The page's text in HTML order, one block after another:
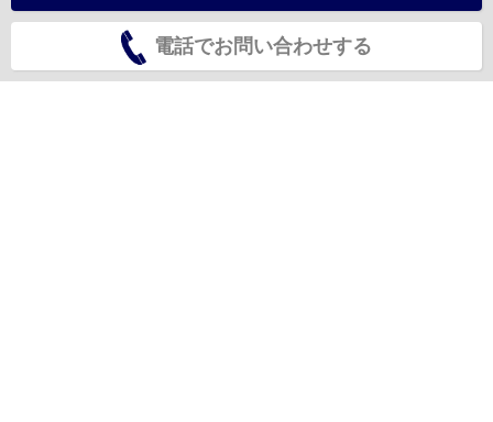
電話でお問い合わせする